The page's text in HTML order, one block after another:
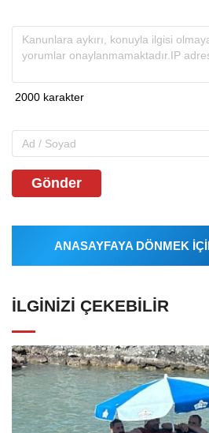
Gönder
ANASAYFAYA DÖNMEK
İLGINIZI ÇEKEBILIR